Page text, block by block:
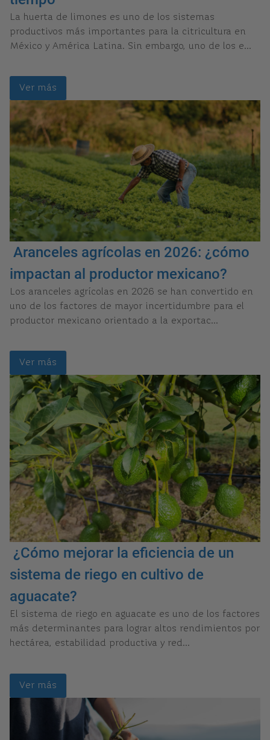
La huerta de limones es uno de los sistemas
productivos más importantes para la citricultura en
México y América Latina. Sin embargo, uno de los e...
Ver más
Aranceles agrícolas en 2026: ¿cómo
impactan al productor mexicano?
Los aranceles agrícolas en 2026 se han convertido en
uno de los factores de mayor incertidumbre para el
productor mexicano orientado a la exportac...
Ver más
¿Cómo mejorar la eficiencia de un
sistema de riego en cultivo de
aguacate?
El sistema de riego en aguacate es uno de los factores
más determinantes para lograr altos rendimientos por
hectárea, estabilidad productiva y red...
Ver más